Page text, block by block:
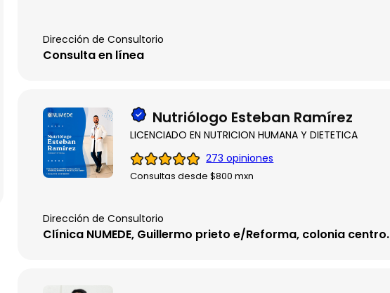
Dirección de Consultorio
Consulta en línea
Nutriólogo Esteban Ramírez
LICENCIADO EN NUTRICION HUMANA Y DIETETICA
273 opiniones
Consultas desde $800 mxn
Dirección de Consultorio
Clínica NUMEDE, Guillermo prieto e/Reforma, colonia centro.